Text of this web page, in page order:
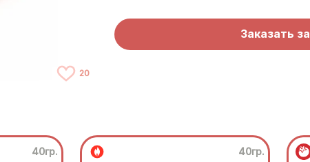
20
Заказать за
40гр. 40гр.